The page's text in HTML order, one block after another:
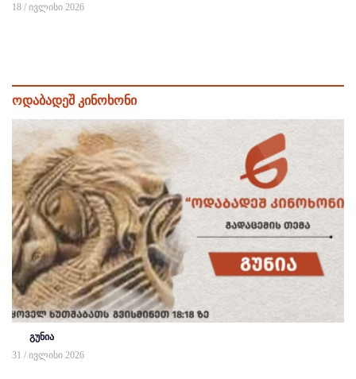
18 / ივლისი 2026
ოდაბადეშ კინოხონი
გუნია
31 / ივლისი 2026